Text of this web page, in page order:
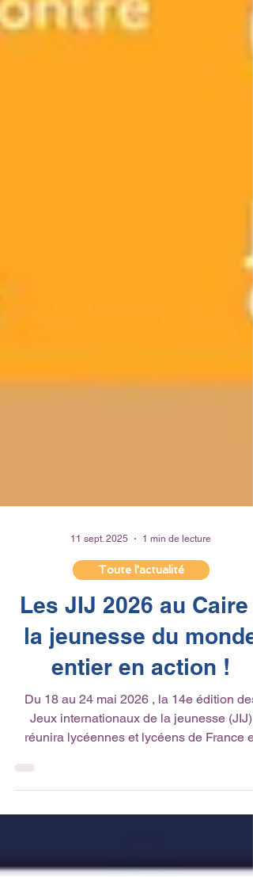
11 sept. 2025 1 min de lecture
Toute l'actualité
Les JIJ 2026 au Caire :
la jeunesse du monde
entier en action !
Du 18 au 24 mai 2026 , la 14e édition des
Jeux internationaux de la jeunesse (JIJ)